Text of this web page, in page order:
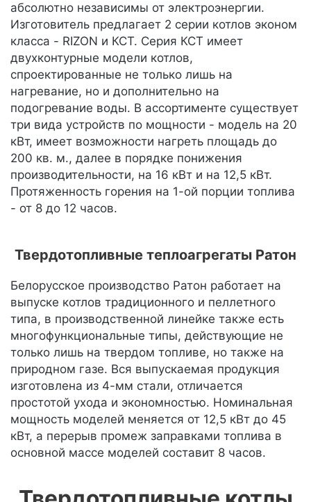
абсолютно независимы от электроэнергии.
Изготовитель предлагает 2 серии котлов эконом
класса - RIZON и КСТ. Серия КСТ имеет
двухконтурные модели котлов,
спроектированные не только лишь на
нагревание, но и дополнительно на
подогревание воды. В ассортименте существует
три вида устройств по мощности - модель на 20
кВт, имеет возможности нагреть площадь до
200 кв. м., далее в порядке понижения
производительности, на 16 кВт и на 12,5 кВт.
Протяженность горения на 1-ой порции топлива
- от 8 до 12 часов.
Твердотопливные теплоагрегаты Ратон
Белорусское производство Ратон работает на
выпуске котлов традиционного и пеллетного
типа, в производственной линейке также есть
многофункциональные типы, действующие не
только лишь на твердом топливе, но также на
природном газе. Вся выпускаемая продукция
изготовлена из 4-мм стали, отличается
простотой ухода и экономностью. Номинальная
мощность моделей меняется от 12,5 кВт до 45
кВт, а перерыв промеж заправками топлива в
основной массе моделей составит 8 часов.